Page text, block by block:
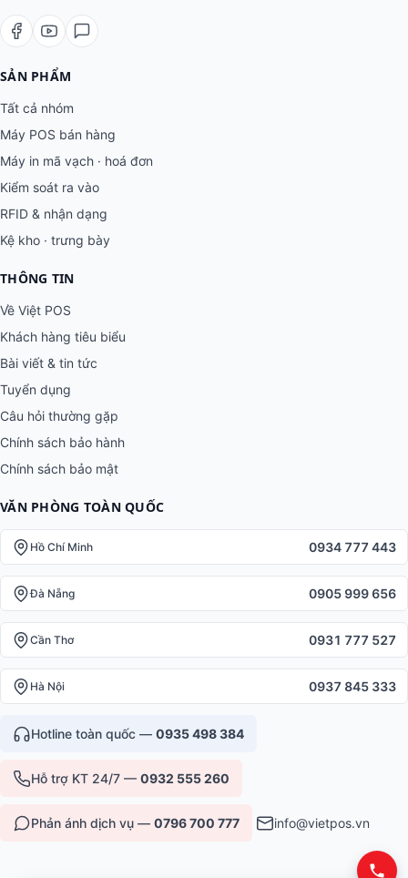
SẢN PHẨM
Tất cả nhóm
Máy POS bán hàng
Máy in mã vạch · hoá đơn
Kiểm soát ra vào
RFID & nhận dạng
Kệ kho · trưng bày
THÔNG TIN
Về Việt POS
Khách hàng tiêu biểu
Bài viết & tin tức
Tuyển dụng
Câu hỏi thường gặp
Chính sách bảo hành
Chính sách bảo mật
VĂN PHÒNG TOÀN QUỐC
Hồ Chí Minh 0934 777 443
Đà Nẵng 0905 999 656
Cần Thơ 0931 777 527
Hà Nội 0937 845 333
Hotline toàn quốc — 0935 498 384
Hỗ trợ KT 24/7 — 0932 555 260
Phản ánh dịch vụ — 0796 700 777 info@vietpos.vn